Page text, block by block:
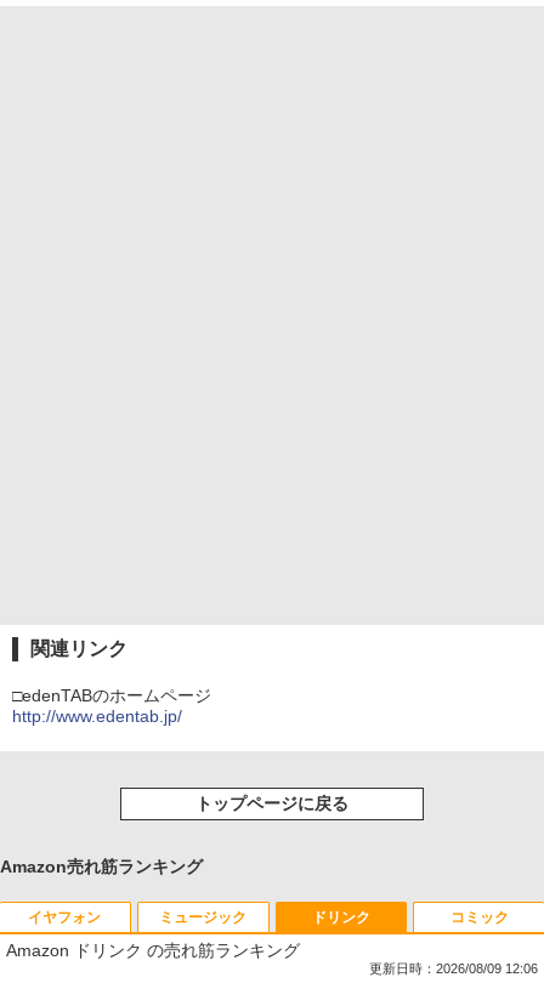
関連リンク
□edenTABのホームページ
http://www.edentab.jp/
トップページに戻る
Amazon売れ筋ランキング
イヤフォン ミュージック ドリンク
Amazon ドリンク の売れ筋ランキング
更新日時：2026/08/09 12:06
コミック